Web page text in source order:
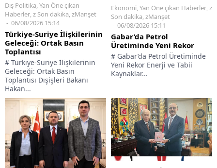
Dış Politika,Yan Öne çıkan
Haberler,z Son dakika,zManşet
06/08/2026 15:14
Türkiye-Suriye İlişkilerinin
Geleceği: Ortak Basın
Toplantısı
# Türkiye-Suriye İlişkilerinin
Geleceği: Ortak Basın
Toplantısı Dışişleri Bakanı
Hakan...
Ekonomi,Yan Öne çıkan Haberler,z
Son dakika,zManşet
06/08/2026 15:11
Gabar’da Petrol
Üretiminde Yeni Rekor
# Gabar’da Petrol Üretiminde
Yeni Rekor Enerji ve Tabii
Kaynaklar...